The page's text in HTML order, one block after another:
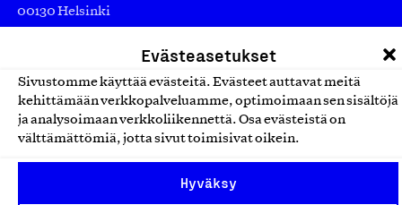
Evästeasetukset
Sivustomme käyttää evästeitä. Evästeet auttavat meitä
kehittämään verkkopalveluamme, optimoimaan sen sisältöjä
ja analysoimaan verkkoliikennettä. Osa evästeistä on
välttämättömiä, jotta sivut toimisivat oikein.
Hyväksy
00130 Helsinki
asiakaspalvelu@suomalainentyo.fi
laskutus@suomalainentyo.fi